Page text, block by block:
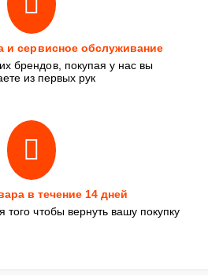
и сервисное обслуживание
брендов, покупая у нас вы
из первых рук
в течение 14 дней
того чтобы вернуть вашу покупку